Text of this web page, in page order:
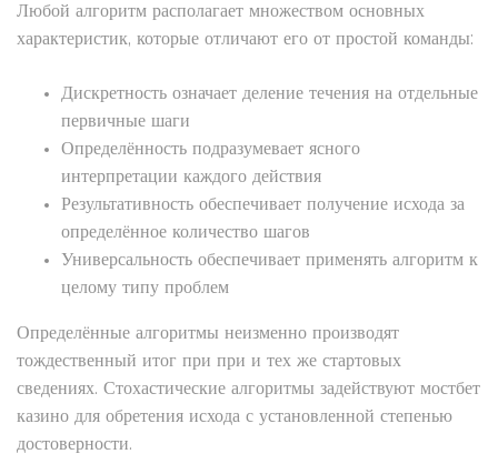
Любой алгоритм располагает множеством основных
характеристик, которые отличают его от простой команды:
Дискретность означает деление течения на отдельные
первичные шаги
Определённость подразумевает ясного
интерпретации каждого действия
Результативность обеспечивает получение исхода за
определённое количество шагов
Универсальность обеспечивает применять алгоритм к
целому типу проблем
Определённые алгоритмы неизменно производят
тождественный итог при при и тех же стартовых
сведениях. Стохастические алгоритмы задействуют мостбет
казино для обретения исхода с установленной степенью
достоверности.